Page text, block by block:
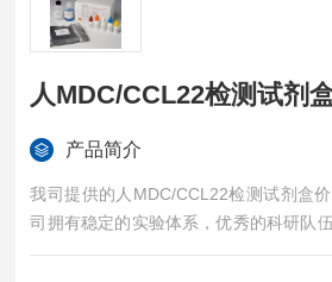
人MDC/CCL22检测试剂
产品简介
我司提供的人MDC/CCL22检测试剂盒
司拥有稳定的实验体系，优秀的科研队
您值得信赖的合作伙伴，凡购买我司的